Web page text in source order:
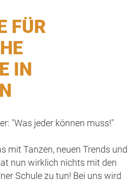
FÜR
IN
"Was jeder können muss!"
mit Tanzen, neuen Trends und
nun wirklich nichts mit den
Schule zu tun! Bei uns wird